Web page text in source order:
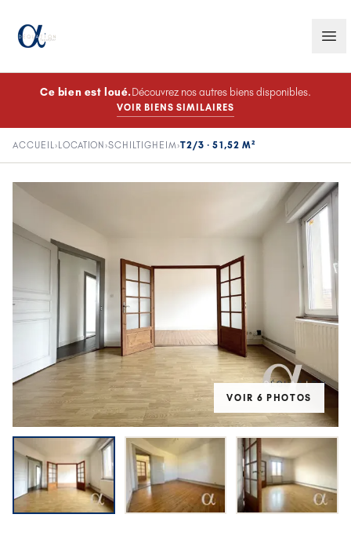
Ce bien est loué.Découvrez nos autres biens disponibles.
VOIR BIENS SIMILAIRES
ACCUEIL› LOCATION›SCHILTIGHEIM›T2/3 · 51,52 M²
LOUÉ
VOIR 6 PHOTOS